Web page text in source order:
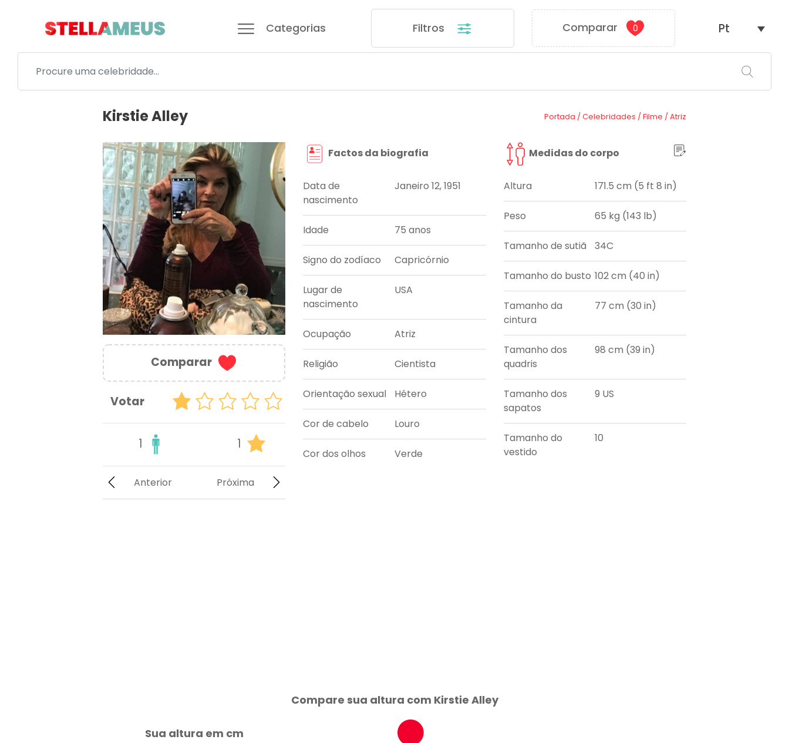
Categorias Filtros Comparar 0 Pt
Kirstie Alley Portada /Celebridades /Filme /Atriz
Comparar
Votar
1 1
Próxima
Anterior
Factos da biografia
Data de
nascimento
Janeiro 12, 1951
Idade 75 anos
Signo do zodíaco Capricórnio
Lugar de
nascimento
USA
Ocupação Atriz
Religião Cientista
Orientação sexual Hétero
Cor de cabelo Louro
Cor dos olhos Verde
Medidas do corpo
Altura 171.5 cm (5 ft 8 in)
Peso 65 kg (143 lb)
Tamanho de sutiã 34C
Tamanho do busto 102 cm (40 in)
Tamanho da
cintura
77 cm (30 in)
Tamanho dos
quadris
98 cm (39 in)
Tamanho dos
sapatos
9 US
Tamanho do
vestido
10
Compare sua altura com Kirstie Alley
Sua altura em cm